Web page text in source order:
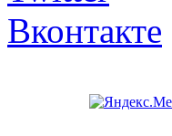
Вконтакте